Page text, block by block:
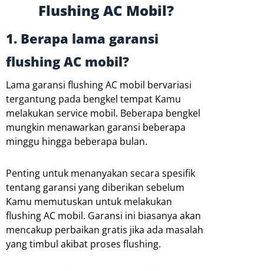
Flushing AC Mobil?
1. Berapa lama garansi
flushing AC mobil?
Lama garansi flushing AC mobil bervariasi
tergantung pada bengkel tempat Kamu
melakukan service mobil. Beberapa bengkel
mungkin menawarkan garansi beberapa
minggu hingga beberapa bulan.
Penting untuk menanyakan secara spesifik
tentang garansi yang diberikan sebelum
Kamu memutuskan untuk melakukan
flushing AC mobil. Garansi ini biasanya akan
mencakup perbaikan gratis jika ada masalah
yang timbul akibat proses flushing.